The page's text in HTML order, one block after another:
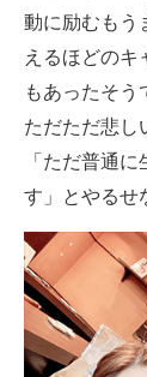
動に励むもう
えるほどのキ
もあったそう
ただただ悲し
「ただ普通
す」とやるせ